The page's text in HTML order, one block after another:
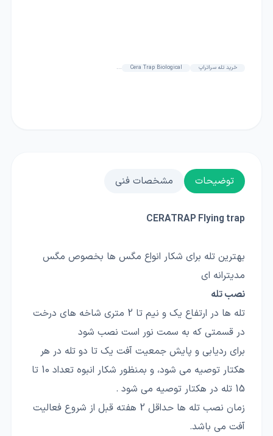
خرید تله سراتراپ Cera Trap Biological
...
توضیحات مشخصات فنی
CERATRAP Flying trap
بهترین تله برای شکار انواع مگس ها بخصوص مگس
مدیترانه ای
نصب تله
تله ها در ارتفاع یک و نیم تا 2 متری شاخه های درخت
در قسمتی که به سمت نور است نصب شود
برای ردیابی و پایش جمعیت آفت یک تا دو تله در هر
هکتار توصیه می شود، و بمنظور شکار انبوه تعداد 10 تا
15 تله در هکتار توصیه می شود .
زمان نصب تله ها حداقل 2 هفته قبل از شروع فعالیت
آفت می باشد.